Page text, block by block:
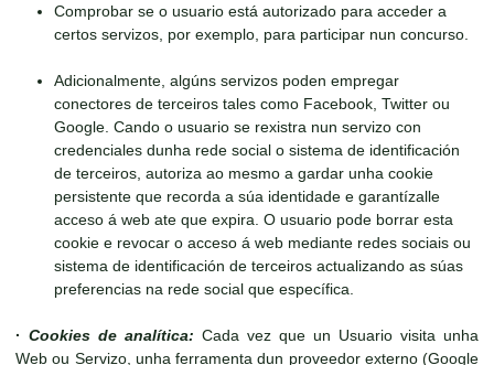
Comprobar se o usuario está autorizado para acceder a
certos servizos, por exemplo, para participar nun concurso.
Adicionalmente, algúns servizos poden empregar
conectores de terceiros tales como Facebook, Twitter ou
Google. Cando o usuario se rexistra nun servizo con
credenciales dunha rede social o sistema de identificación
de terceiros, autoriza ao mesmo a gardar unha cookie
persistente que recorda a súa identidade e garantízalle
acceso á web ate que expira. O usuario pode borrar esta
cookie e revocar o acceso á web mediante redes sociais ou
sistema de identificación de terceiros actualizando as súas
preferencias na rede social que específica.
· Cookies de analítica: Cada vez que un Usuario visita unha
Web ou Servizo, unha ferramenta dun proveedor externo (Google